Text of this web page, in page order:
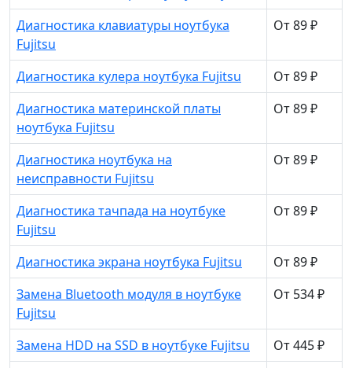
Диагностика клавиатуры ноутбука
Fujitsu
От 89 ₽
Диагностика кулера ноутбука Fujitsu
От 89 ₽
Диагностика материнской платы
ноутбука Fujitsu
От 89 ₽
Диагностика ноутбука на
неисправности Fujitsu
От 89 ₽
Диагностика тачпада на ноутбуке
Fujitsu
От 89 ₽
Диагностика экрана ноутбука Fujitsu
От 89 ₽
Замена Bluetooth модуля в ноутбуке
Fujitsu
От 534 ₽
Замена HDD на SSD в ноутбуке Fujitsu От 445 ₽